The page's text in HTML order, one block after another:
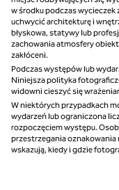
w środku podczas
uchwycić architekturę i
błyskowa, statywy lub
zachowania atmosfery
zakłóceni.
Podczas występów lub
Niniejsza polityka
widowni cieszyć się
W niektórych przypadkach
wydarzeń lub ograniczona
rozpoczęciem występu.
przestrzegania oznakowania
wskazują, kiedy i gdzie